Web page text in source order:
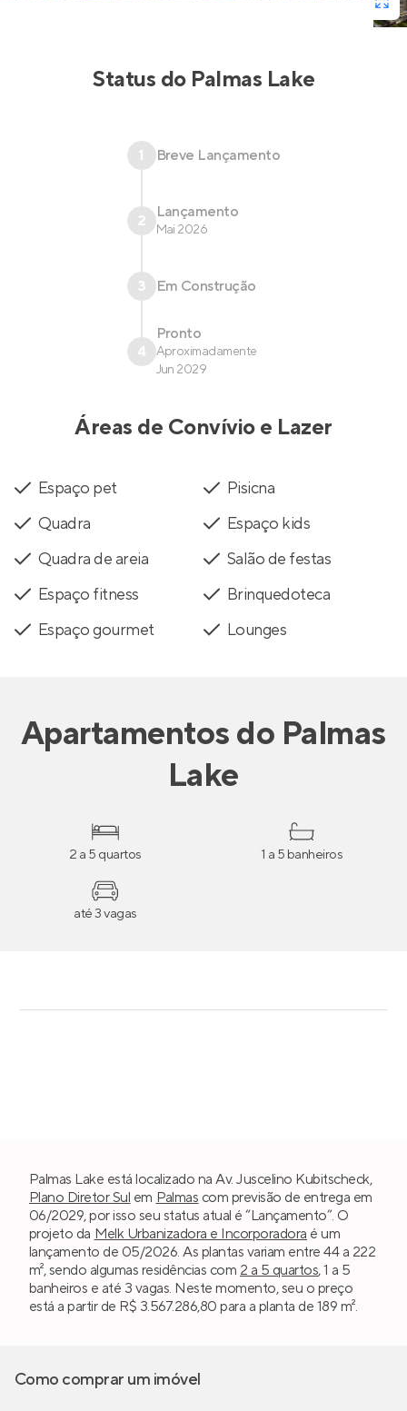
Status do Palmas Lake
1 Breve Lançamento
2 Lançamento
Mai 2026
3 Em Construção
4
Pronto
Aproximadamente
Jun 2029
Áreas de Convívio e Lazer
Espaço pet
Pisicna
Quadra
Espaço kids
Quadra de areia
Salão de festas
Espaço fitness
Brinquedoteca
Espaço gourmet
Lounges
Apartamentosdo Palmas
Lake
2 a 5 quartos 1 a 5 banheiros
até 3 vagas
Palmas Lake está localizado na Av. Juscelino Kubitscheck,
Plano Diretor Sul em Palmas com previsão de entrega em
06/2029, por isso seu status atual é “Lançamento”. O
projeto da Melk Urbanizadora e Incorporadora é um
lançamento de 05/2026. As plantas variam entre 44 a 222
m², sendo algumas residências com 2 a 5 quartos, 1 a 5
banheiros e até 3 vagas. Neste momento, seu o preço
está a partir de R$ 3.567.286,80 para a planta de 189 m².
Como comprar um imóvel